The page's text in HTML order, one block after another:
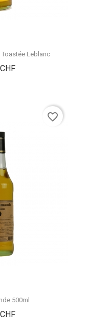
Toastée Leblanc
Prix
500ml
Prix
favorite_border